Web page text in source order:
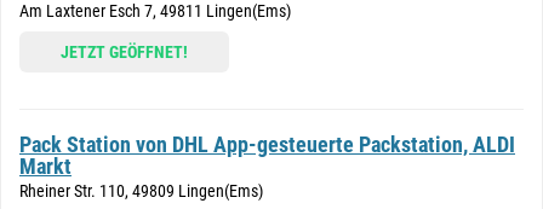
Am Laxtener Esch 7, 49811 Lingen(Ems)
JETZT GEÖFFNET!
Pack Station von DHL App-gesteuerte Packstation, ALDI
Markt
Rheiner Str. 110, 49809 Lingen(Ems)